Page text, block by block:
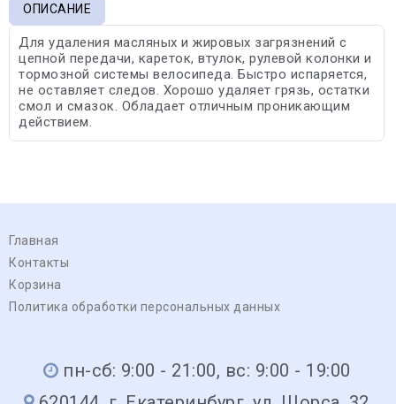
ОПИСАНИЕ
Для удаления масляных и жировых загрязнений с
цепной передачи, кареток, втулок, рулевой колонки и
тормозной системы велосипеда. Быстро испаряется,
не оставляет следов. Хорошо удаляет грязь, остатки
смол и смазок. Обладает отличным проникающим
действием.
Главная
Контакты
Корзина
Политика обработки персональных данных
пн-сб: 9:00 - 21:00, вс: 9:00 - 19:00